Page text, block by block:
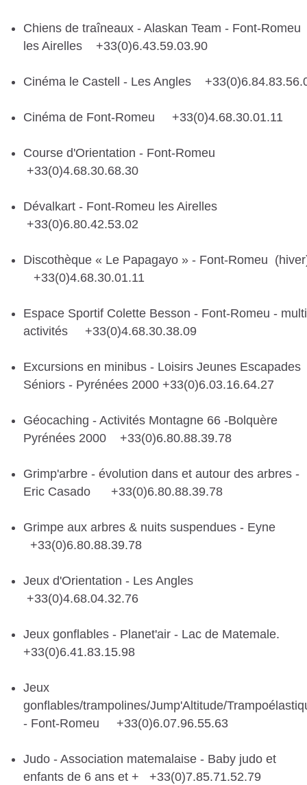
Chiens de traîneaux - Alaskan Team - Font-Romeu
les Airelles +33(0)6.43.59.03.90
Cinéma le Castell - Les Angles
Cinéma de Font-Romeu +33(0)4.68.30.01.11
Course d'Orientation - Font-Romeu
+33(0)4.68.30.68.30
Dévalkart - Font-Romeu les Airelles
+33(0)6.80.42.53.02
Discothèque « Le Papagayo » - Font-Romeu
+33(0)4.68.30.01.11
Espace Sportif Colette Besson - Font-Romeu -
activités +33(0)4.68.30.38.09
Excursions en minibus - Loisirs Jeunes Escapades
Séniors - Pyrénées 2000 +33(0)6.03.16.64.27
Géocaching - Activités Montagne 66 -Bolquère
Pyrénées 2000 +33(0)6.80.88.39.78
Grimp'arbre - évolution dans et autour des arbres -
Eric Casado +33(0)6.80.88.39.78
Grimpe aux arbres & nuits suspendues - Eyne
+33(0)6.80.88.39.78
Jeux d'Orientation - Les Angles
+33(0)4.68.04.32.76
Jeux gonflables - Planet'air - Lac de Matemale.
+33(0)6.41.83.15.98
Jeux
gonflables/trampolines/Jump'Altitude/
- Font-Romeu +33(0)6.07.96.55.63
Judo - Association matemalaise - Baby judo et
enfants de 6 ans et + +33(0)7.85.71.52.79